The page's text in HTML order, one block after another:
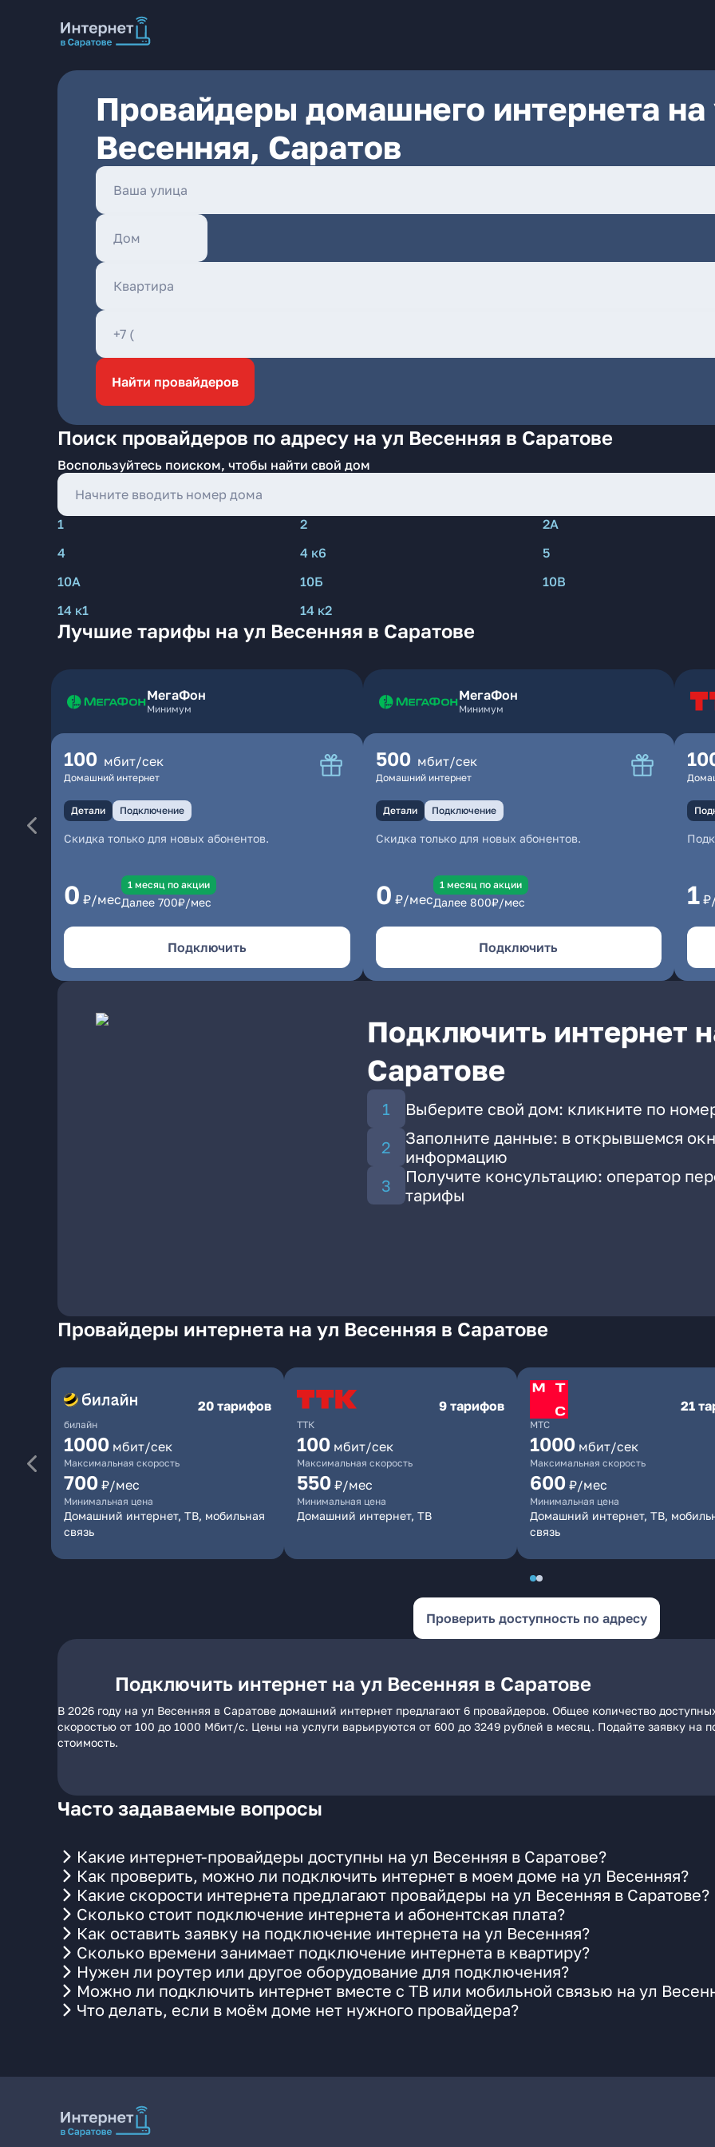
Провайдеры домашнего интернета на
Весенняя, Саратов
Найти провайдеров
Поиск провайдеров по адресу на ул Весенняя в Саратове
Воспользуйтесь поиском, чтобы найти свой дом
1 2 2А
4
4 к6 5
10А
10Б 10В
14 к1
14 к2
Лучшие тарифы на ул Весенняя в Саратове
МегаФон
Минимум
100 мбит/сек
Домашний интернет
Детали Подключение
Скидка только для новых абонентов.
0 ₽/мес
1 месяц по акции
Далее 700₽/мес
Подключить
МегаФон
Минимум
500 мбит/сек
Домашний интернет
Детали Подключение
Скидка только для новых абонентов.
0 ₽/мес
1 месяц по акции
Далее 800₽/мес
Подключить
1
Подключить интернет
Саратове
Выберите свой дом: кликните по
Заполните данные: в открывшемся
информацию
Получите консультацию: оператор
тарифы
Провайдеры интернета на ул Весенняя в Саратове
билайн
20 тарифов
1000 мбит/сек
Максимальная скорость
700 ₽/мес
Минимальная цена
Домашний интернет, ТВ, мобильная
связь
ТТК
9 тарифов
100 мбит/сек
Максимальная скорость
550 ₽/мес
Минимальная цена
Домашний интернет, ТВ
МТС
21
1000 мбит/сек
Максимальная скорость
600 ₽/мес
Минимальная цена
Домашний интернет, ТВ,
связь
Проверить доступность по адресу
Подключить интернет на ул Весенняя в Саратове
В 2026 году на ул Весенняя в Саратове домашний интернет предлагают 6 провайдеров. Общее количество
скоростью от 100 до 1000 Мбит/с. Цены на услуги варьируются от 600 до 3249 рублей в месяц. Подайте заявку на
стоимость.
Часто задаваемые вопросы
Какие интернет-провайдеры доступны на ул Весенняя в Саратове?
Как проверить, можно ли подключить интернет в моем доме на ул Весенняя?
Какие скорости интернета предлагают провайдеры на ул Весенняя в Саратове?
Сколько стоит подключение интернета и абонентская плата?
Как оставить заявку на подключение интернета на ул Весенняя?
Сколько времени занимает подключение интернета в квартиру?
Нужен ли роутер или другое оборудование для подключения?
Можно ли подключить интернет вместе с ТВ или мобильной связью на ул
Что делать, если в моём доме нет нужного провайдера?